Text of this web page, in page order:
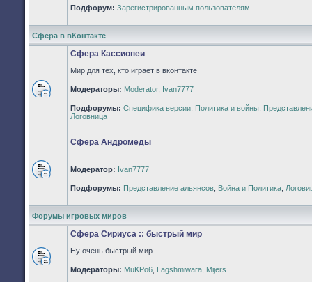
непрочитанных
сообщений
Подфорум: Зарегистрированным пользователям
Сфера в вКонтакте
непрочитанных
сообщений
Сфера Кассиопеи
Мир для тех, кто играет в вконтакте
Модераторы: Moderator, Ivan7777
Подфорумы: Специфика версии Политика и войны
Логовница
непрочитанных
Сфера Андромеды
Модератор: Ivan7777
Подфорумы: Представление альянсов Война и Политика
Форумы игровых миров
Нет
непрочитанных
Сфера Сириуса :: быстрый мир
Ну очень быстрый мир.
Модераторы: MuKPo6 Lagshmiwara Mijers